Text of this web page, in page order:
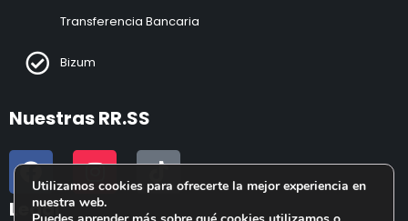
Transferencia Bancaria
Bizum
Nuestras RR.SS
Legal
Utilizamos cookies para ofrecerte la mejor experiencia en
nuestra web.